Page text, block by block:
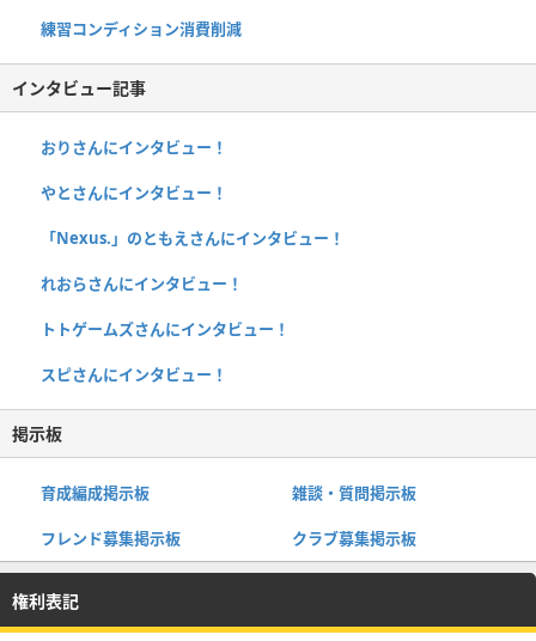
練習コンディション消費削減
インタビュー記事
おりさんにインタビュー！
やとさんにインタビュー！
「Nexus.」のともえさんにインタビュー！
れおらさんにインタビュー！
トトゲームズさんにインタビュー！
スピさんにインタビュー！
掲示板
育成編成掲示板 雑談・質問掲示板
フレンド募集掲示板 クラブ募集掲示板
権利表記